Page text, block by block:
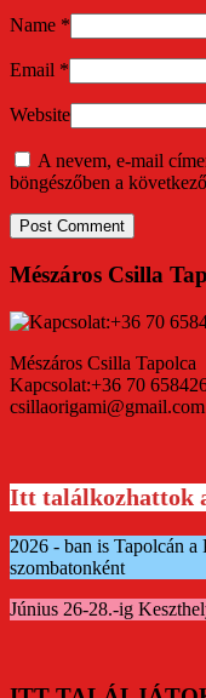
Name *
Email *
Website
A nevem, e-mail
böngészőben a
Mészáros Csilla
Mészáros Csilla Tapolca
Kapcsolat:+36 70
csillaorigami@gmail.com
Itt találkozhattok
2026 - ban is Tapolcán
szombatonként
Június 26-28.-ig